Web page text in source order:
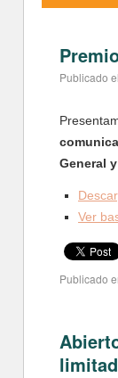
Publicado el
General
Ver
Publicado